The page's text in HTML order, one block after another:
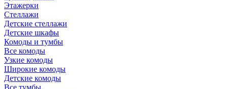
Этажерки
Стеллажи
Детские стеллажи
Детские шкафы
Комоды и тумбы
Все комоды
Узкие комоды
Широкие комоды
Детские комоды
Все тумбы